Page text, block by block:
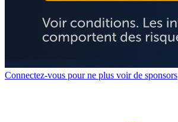
Connectez-vous pour ne plus voir de sponsors